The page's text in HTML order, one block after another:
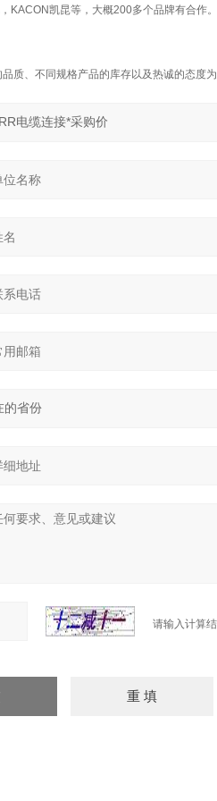
KACON凯昆等，大概200多个品牌有合作。
质、不同规格产品的库存以及热诚的态度为
请输入计算